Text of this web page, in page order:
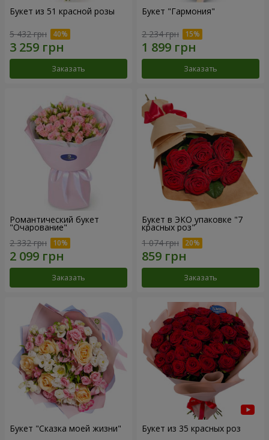
Букет из 51 красной розы
5 432 грн
Заказать
Букет "Гармония"
2 234 грн
Заказать
Романтический букет
"Очарование"
2 332 грн
Заказать
Букет в ЭКО упаковке "7
красных роз"
1 074 грн
Заказать
Букет "Сказка моей жизни" Букет из 35 красных роз